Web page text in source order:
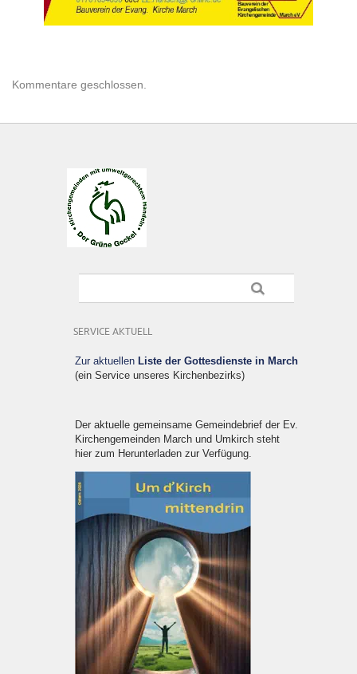
Kommentare geschlossen.
SERVICE AKTUELL
Zur aktuellen Liste der Gottesdienste in March
(ein Service unseres Kirchenbezirks)
Der aktuelle gemeinsame Gemeindebrief der Ev.
Kirchengemeinden March und Umkirch steht
hier zum Herunterladen zur Verfügung.